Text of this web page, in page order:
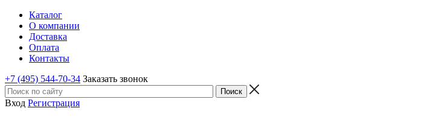
Каталог
О компании
Доставка
Оплата
Контакты
+7 (495) 544-70-34 Заказать звонок
Вход Регистрация